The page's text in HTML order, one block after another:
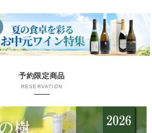
予約限定商品
RESERVATION